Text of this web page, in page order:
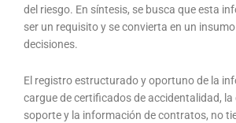
del riesgo. En síntesis, se busca que esta
ser un requisito y se convierta en un
decisiones.
El registro estructurado y oportuno de la
cargue de certificados de accidentalidad,
soporte y la información de contratos, no